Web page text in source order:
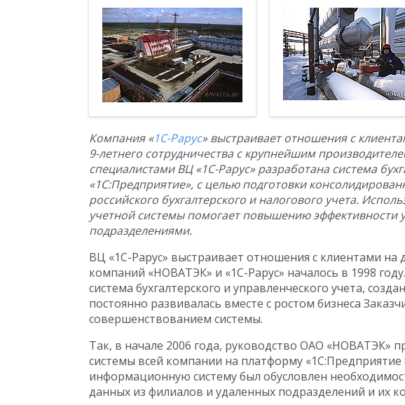
Компания «1С-Рарус» выстраивает отношения с
9-летнего сотрудничества с крупнейшим
специалистами ВЦ «1С-Рарус» разработана система
«1С:Предприятие», с целью подготовки
российского бухгалтерского и налогового учета.
учетной системы помогает повышению
подразделениями.
ВЦ «1С-Рарус» выстраивает отношения с клиентами на
компаний «НОВАТЭК» и «1С-Рарус» началось в 1998
система бухгалтерского и управленческого учета,
постоянно развивалась вместе с ростом бизнеса
совершенствованием системы.
Так, в начале 2006 года, руководство ОАО «НОВАТЭК»
системы всей компании на платформу
информационную систему был обусловлен
данных из филиалов и удаленных подразделений и их